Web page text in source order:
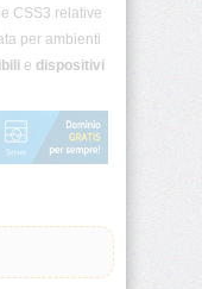
CSS3 relative
per ambienti
e dispositivi